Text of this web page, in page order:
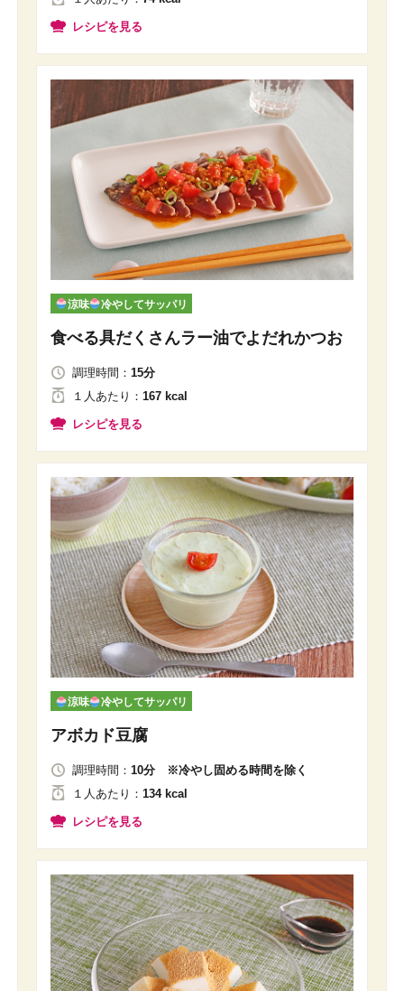
レシピを見る
涼味 冷やしてサッパリ
食べる具だくさんラー油でよだれかつお
調理時間： 15分
１人 あたり ： 167 kcal
レシピを見る
涼味 冷やしてサッパリ
アボカド豆腐
調理時間： 10分 ※冷やし固める時間を除く
１人あたり ： 134 kcal
レシピを見る